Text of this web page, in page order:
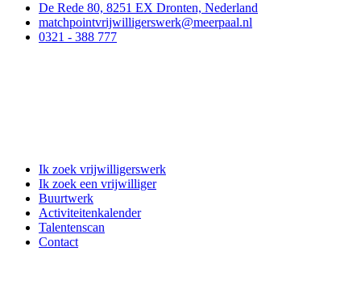
De Rede 80, 8251 EX Dronten, Nederland
matchpointvrijwilligerswerk@meerpaal.nl
0321 - 388 777
Ik zoek vrijwilligerswerk
Ik zoek een vrijwilliger
Buurtwerk
Activiteitenkalender
Talentenscan
Contact